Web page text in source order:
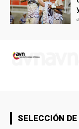
SELECCIÓN DE